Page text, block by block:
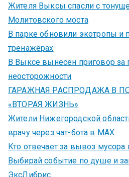
Жителя Выксы спасли с
Молитовского моста
В парке обновили экотропы и
тренажёрах
В Выксе вынесен приговор за
неосторожности
ГАРАЖНАЯ РАСПРОДАЖА В
«ВТОРАЯ ЖИЗНЬ»
Жители Нижегородской
врачу через чат-бота в MAX
Кто отвечает за вывоз мусора
Выбирай событие по душе и
ЭксЛибрис